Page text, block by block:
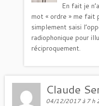
En fait je
mot « ordre » me fait
simplement saisi
radiophonique pour
réciproquement.
Claude
04/12/2017 à 7 h